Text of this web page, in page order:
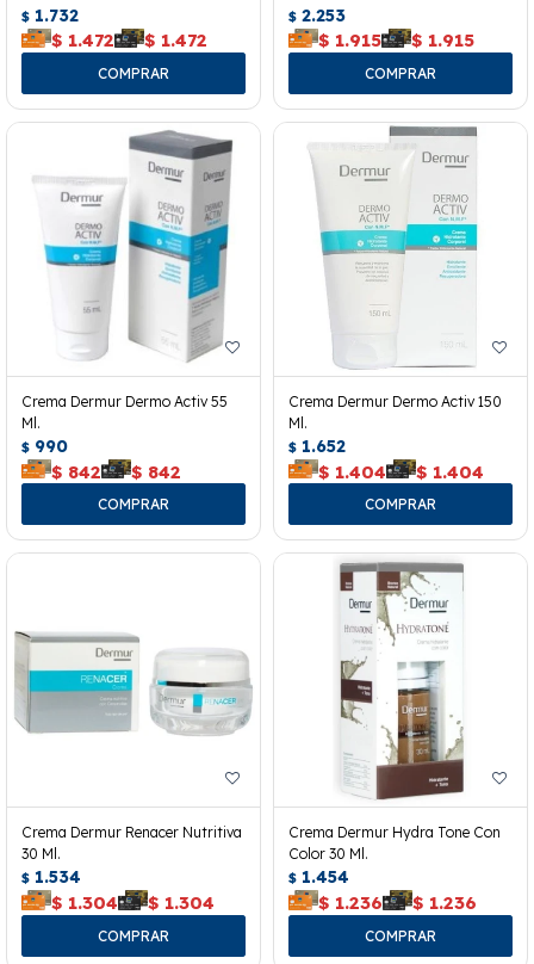
$ 1.732
$ 1.472 $ 1.472
$ 2.253
$ 1.915 $ 1.915
Crema Dermur Dermo Activ 55
Ml.
$ 990
$ 842 $ 842
Crema Dermur Dermo Activ 150
Ml.
$ 1.652
$ 1.404 $ 1.404
Crema Dermur Renacer Nutritiva
30 Ml.
$ 1.534
$ 1.304 $ 1.304
Crema Dermur Hydra Tone Con
Color 30 Ml.
$ 1.454
$ 1.236 $ 1.236